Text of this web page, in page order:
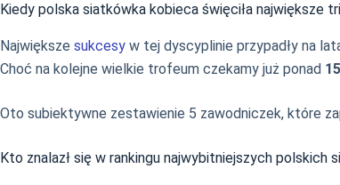
Kiedy polska siatkówka kobieca święciła największe
Największe sukcesy w tej dyscyplinie przypadły na
Choć na kolejne wielkie trofeum czekamy już ponad
Oto subiektywne zestawienie 5 zawodniczek, które
Kto znalazł się w rankingu najwybitniejszych polskich